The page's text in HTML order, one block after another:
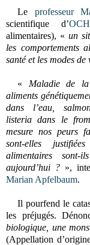
Le professeur
scientifique d’
alimentaires), « un
les comportements
santé et les modes de
« Maladie de
aliments
dans l’eau,
listeria dans le
mesure nos peurs
sont-elles
alimentaires sont-
aujourd’hui ?»,
Marian Apfelbaum.
Il pourfend le
les préjugés.
biologique, une
(Appellation